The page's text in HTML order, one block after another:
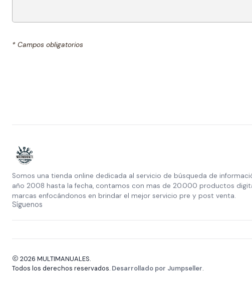
* Campos obligatorios
Somos una tienda online dedicada al servicio de búsqueda de
año 2008 hasta la fecha, contamos con mas de 20.000 productos
marcas enfocándonos en brindar el mejor servicio pre y post venta.
Síguenos
2026 MULTIMANUALES.
Todos los derechos reservados. Desarrollado por Jumpseller.